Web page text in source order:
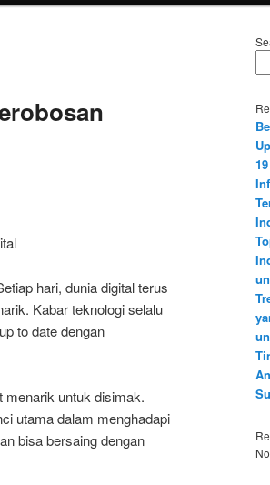
hari, dunia digital terus
Kabar teknologi selalu
to date dengan
menarik untuk disimak.
utama dalam menghadapi
bisa bersaing dengan